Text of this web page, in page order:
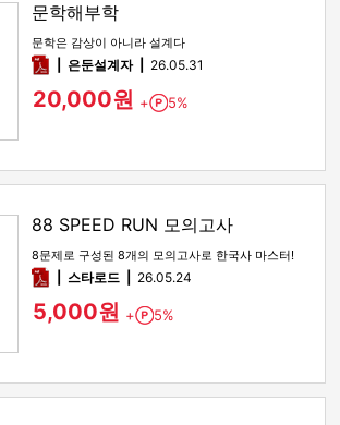
문학해부학
문학은 감상이 아니라 설계다
pdf은둔설계자 26.05.31
20,000원 + Point
5%
88 SPEED RUN 모의고사
8문제로 구성된 8개의 모의고사로 한국사 마스터!
pdf스타로드 26.05.24
5,000원 + Point
5%